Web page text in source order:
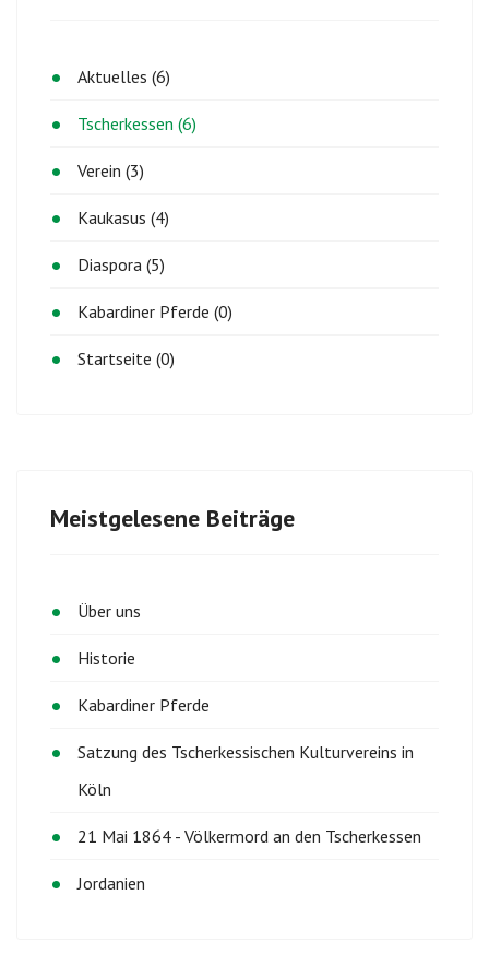
Aktuelles (6)
Tscherkessen (6)
Verein (3)
Kaukasus (4)
Diaspora (5)
Kabardiner Pferde (0)
Startseite (0)
Meistgelesene Beiträge
Über uns
Historie
Kabardiner Pferde
Satzung des Tscherkessischen Kulturvereins in
Köln
21 Mai 1864 - Völkermord an den Tscherkessen
Jordanien